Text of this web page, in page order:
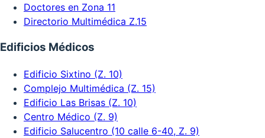
Doctores en Zona 11
Directorio Multimédica Z.15
Edificios Médicos
Edificio Sixtino (Z. 10)
Complejo Multimédica (Z. 15)
Edificio Las Brisas (Z. 10)
Centro Médico (Z. 9)
Edificio Salucentro (10 calle 6-40, Z. 9)